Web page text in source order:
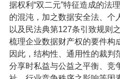
据权利“双二元”特征造成的法
的混沌，加之数据安全法、个
以及民法典第127条引致规则
梳理企业数据财产权的要件构
因此，结构性、通用性的裁判
分享时私益与公益之平衡、竞